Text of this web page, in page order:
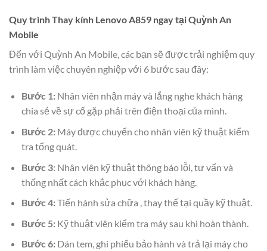
Quy trình Thay kính Lenovo A859 ngay tại Quỳnh An
Mobile
Đến với Quỳnh An Mobile, các bạn sẽ được trải nghiệm quy
trình làm việc chuyên nghiệp với 6 bước sau đây:
Bước 1: Nhân viên nhận máy và lắng nghe khách hàng
chia sẻ về sự cố gặp phải trên điện thoại của mình.
Bước 2:Máy được chuyển cho nhân viên kỹ thuật kiểm
tra tổng quát.
Bước 3: Nhân viên kỹ thuật thông báo lỗi, tư vấn và
thống nhất cách khắc phục với khách hàng.
Bước 4:Tiến hành sửa chữa , thay thế tại quầy kỹ thuật.
Bước 5: Kỹ thuật viên kiểm tra máy sau khi hoàn thành.
Bước 6:Dán tem, ghi phiếu bảo hành và trả lại máy cho